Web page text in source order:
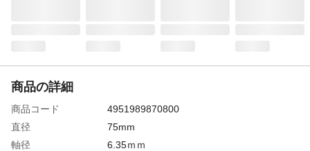
商品の詳細
商品コード
4951989870800
直径
75mm
軸径
6.35ｍｍ